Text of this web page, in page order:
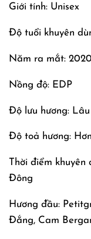
Giới tính: Unisex
Độ tuổi khuyên
Năm ra mắt: 2020
Nồng độ: EDP
Độ lưu hương: Lâu
Độ toả hương:
Thời điểm khuyên
Đông
Hương đầu:
Đắng, Cam